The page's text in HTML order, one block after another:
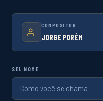
COMPOSITOR
JORGE PORÉM
SEU NOME